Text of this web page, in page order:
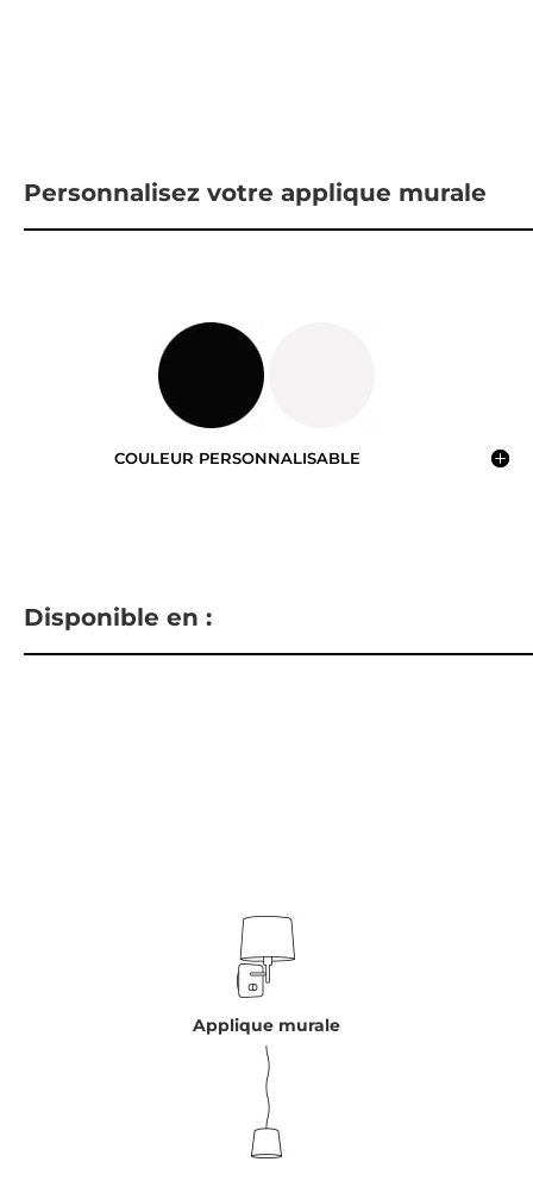
Personnalisez votre applique murale
COULEUR PERSONNALISABLE
Disponible en :
Applique murale